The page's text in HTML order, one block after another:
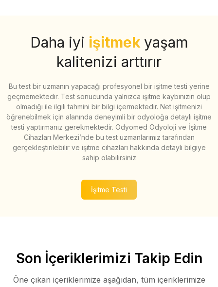
Daha iyi işitmek yaşam
kalitenizi arttırır
Bu test bir uzmanın yapacağı profesyonel bir işitme testi yerine
geçmemektedir. Test sonucunda yalnızca işitme kaybınızın olup
olmadığı ile ilgili tahmini bir bilgi içermektedir. Net işitmenizi
öğrenebilmek için alanında deneyimli bir odyoloğa detaylı işitme
testi yaptırmanız gerekmektedir. Odyomed Odyoloji ve İşitme
Cihazları Merkezi’nde bu test uzmanlarımız tarafından
gerçekleştirilebilir ve işitme cihazları hakkında detaylı bilgiye
sahip olabilirsiniz
İşitme Testi
Son İçeriklerimizi Takip Edin
Öne çıkan içeriklerimize aşağıdan, tüm içeriklerimize